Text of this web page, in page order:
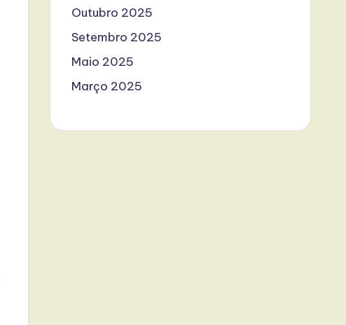
Outubro 2025
Setembro 2025
Maio 2025
Março 2025